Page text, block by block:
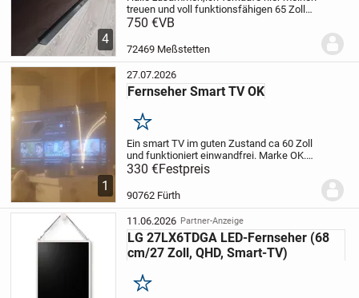
4
treuen und voll funktionsfähigen 65 Zoll
LG OLED Fernseher (Modell:
einer Neuanschaffung.
dank der...
750 €VB
72469 Meßstetten
1
27.07.2026
Fernseher Smart TV OK
Merken
Ein smart TV im guten Zustand ca 60 Zoll
und funktioniert einwandfrei. Marke OK.
SMART TV keine Kratzer oder ähnliches.
Bei Interesse gerne anschreiben preis ist
verhandelbar. Viel Spaß beim stöbern...
330 €Festpreis
90762 Fürth
11.06.2026 Partner-Anzeige
LG 27LX6TDGA LED-Fernseher (68
cm/27 Zoll, QHD, Smart-TV)
Merken